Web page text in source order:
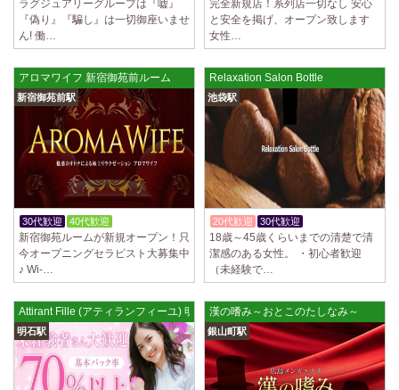
ラグジュアリーグループは『嘘』
『偽り』『騙し』は一切御座いませ
ん! 働…
完全新規店！系列店一切なし 安心
と安全を掲げ、オープン致します
女性…
アロマワイフ 新宿御苑前ルーム
新宿御苑前駅
30代歓迎 40代歓迎
新宿御苑ルームが新規オープン！只
今オープニングセラピスト大募集中
♪ Wi-…
Relaxation Salon Bottle
池袋駅
20代歓迎 30代歓迎
18歳～45歳くらいまでの清楚で清
潔感のある女性。 ・初心者歓迎
（未経験で…
Attirant Fille (アティランフィーユ) 明石ルーム
明石駅
漢の嗜み～おとこのたしなみ～
銀山町駅